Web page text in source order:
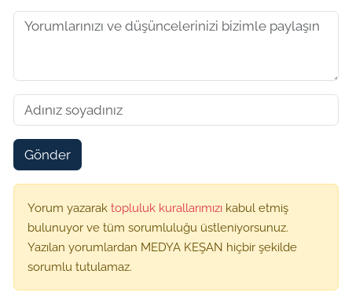
Gönder
Yorum yazarak topluluk kurallarımızı kabul etmiş
bulunuyor ve tüm sorumluluğu üstleniyorsunuz.
Yazılan yorumlardan MEDYA KEŞAN hiçbir şekilde
sorumlu tutulamaz.